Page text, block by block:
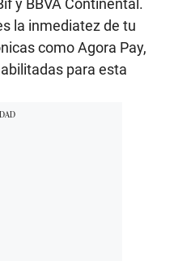
la inmediatez de tu
como Agora Pay,
para esta